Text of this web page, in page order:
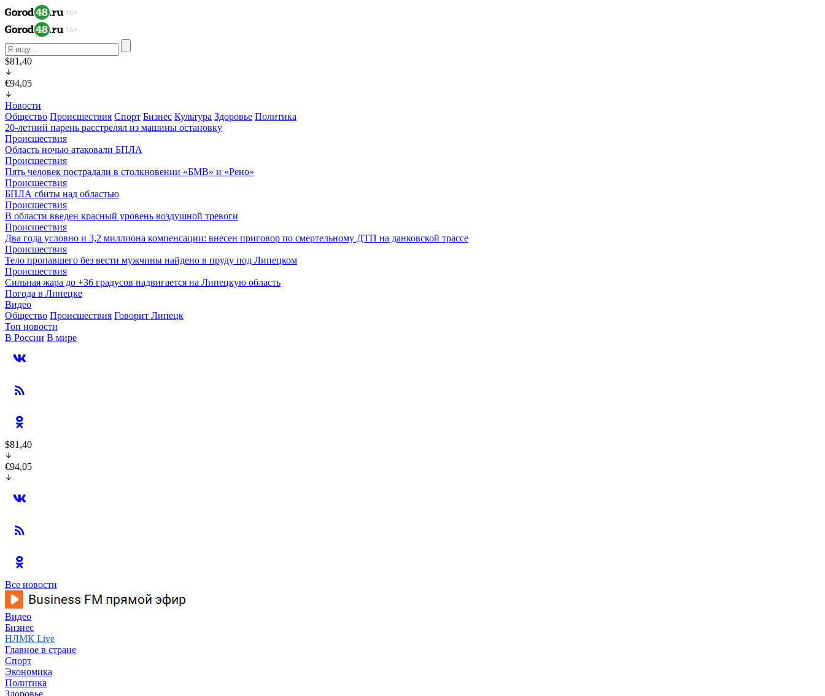
$81,40
€94,05
Новости
Общество Происшествия Спорт Бизнес Культура Здоровье Политика
20-летний парень расстрелял из машины остановку
Происшествия
Область ночью атаковали БПЛА
Происшествия
Пять человек пострадали в столкновении «БМВ» и «Рено»
Происшествия
БПЛА сбиты над областью
Происшествия
В области введен красный уровень воздушной тревоги
Происшествия
Два года условно и 3,2 миллиона компенсации: внесен приговор по смертельному ДТП на данковской трассе
Происшествия
Тело пропавшего без вести мужчины найдено в пруду под Липецком
Происшествия
Сильная жара до +36 градусов надвигается на Липецкую область
Погода в Липецке
Видео
Общество Происшествия Говорит Липецк
Топ новости
В России В мире
$81,40
€94,05
Все новости
Видео
Бизнес
НЛМК Live
Главное в стране
Спорт
Экономика
Политика
Здоровье